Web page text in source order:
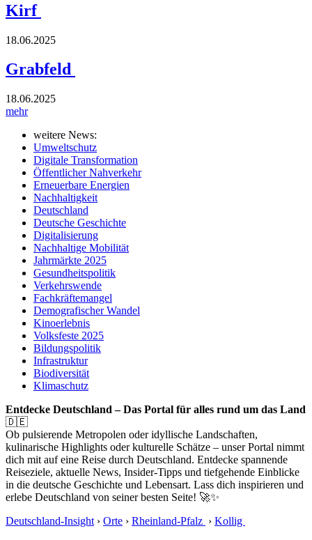
Kirf
18.06.2025
Grabfeld
18.06.2025
mehr
weitere News:
Umweltschutz
Digitale Transformation
Öffentlicher Nahverkehr
Erneuerbare Energien
Nachhaltigkeit
Deutschland
Deutsche Geschichte
Digitalisierung
Nachhaltige Mobilität
Jahrmärkte 2025
Gesundheitspolitik
Verkehrswende
Fachkräftemangel
Demografischer Wandel
Kinoerlebnis
Volksfeste 2025
Bildungspolitik
Infrastruktur
Biodiversität
Klimaschutz
Entdecke Deutschland – Das Portal für alles rund um das Land
🇩🇪
Ob pulsierende Metropolen oder idyllische Landschaften,
kulinarische Highlights oder kulturelle Schätze – unser Portal nimmt
dich mit auf eine Reise durch Deutschland. Entdecke spannende
Reiseziele, aktuelle News, Insider-Tipps und tiefgehende Einblicke
in die deutsche Geschichte und Lebensart. Lass dich inspirieren und
erlebe Deutschland von seiner besten Seite! 🚀✨
Deutschland-Insight › Orte › Rheinland-Pfalz › Kollig